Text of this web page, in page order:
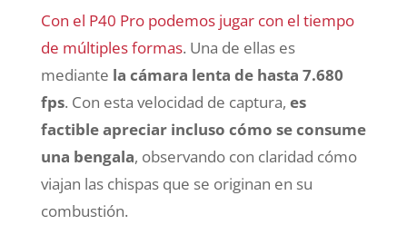
Con el P40 Pro podemos jugar con el tiempo
de múltiples formas. Una de ellas es
mediante la cámara lenta de hasta 7.680
fps. Con esta velocidad de captura, es
factible apreciar incluso cómo se consume
una bengala, observando con claridad cómo
viajan las chispas que se originan en su
combustión.